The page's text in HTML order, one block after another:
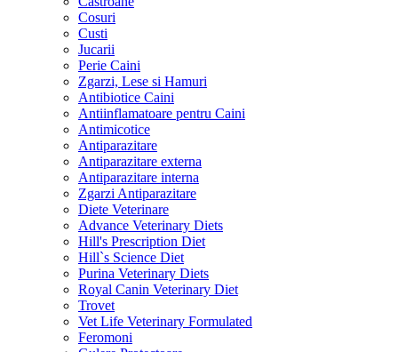
Cosuri
Custi
Jucarii
Perie Caini
Zgarzi, Lese si Hamuri
Antibiotice Caini
Antiinflamatoare pentru Caini
Antimicotice
Antiparazitare
Antiparazitare externa
Antiparazitare interna
Zgarzi Antiparazitare
Diete Veterinare
Advance Veterinary Diets
Hill's Prescription Diet
Hill`s Science Diet
Purina Veterinary Diets
Royal Canin Veterinary Diet
Trovet
Vet Life Veterinary Formulated
Feromoni